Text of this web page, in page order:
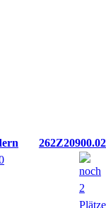
262Z20900.02